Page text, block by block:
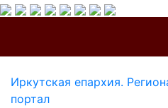
Иркутская епархия.
портал